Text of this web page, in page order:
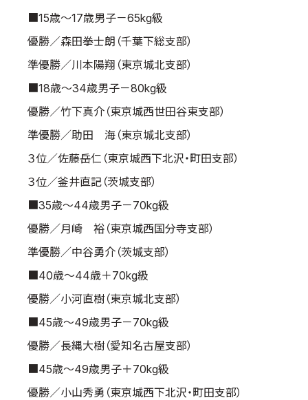
■15歳～17歳男子－65kg級
優勝／森田拳士朗（千葉下総支部）
準優勝／川本陽翔（東京城北支部）
■18歳～34歳男子－80kg級
優勝／竹下真介（東京城西世田谷東支部）
準優勝／助田 海（東京城北支部）
３位／佐藤岳仁（東京城西下北沢・町田支部）
３位／釜井直記（茨城支部）
■35歳～44歳男子－70kg級
優勝／月崎 裕（東京城西国分寺支部）
準優勝／中谷勇介（茨城支部）
■40歳～44歳＋70kg級
優勝／小河直樹（東京城北支部）
■45歳～49歳男子－70kg級
優勝／長縄大樹（愛知名古屋支部）
■45歳～49歳男子＋70kg級
優勝／小山秀勇（東京城西下北沢・町田支部）